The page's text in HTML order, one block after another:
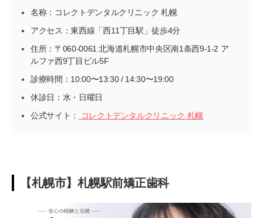
名称：コレクトデンタルクリニック 札幌
アクセス：東西線「西11丁目駅」徒歩4分
住所：〒060-0061 北海道札幌市中央区南1条西9-1-2 ア
ルファ西9丁目ビル5F
診療時間：10:00〜13:30 / 14:30〜19:00
休診日：水・日曜日
公式サイト：
コレクトデンタルクリニック 札幌
【札幌市】札幌駅前矯正歯科